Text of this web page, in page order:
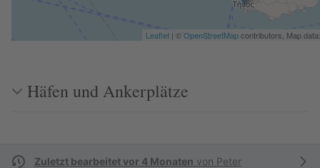
Leaflet | ©OpenStreetMapcontributors, Map
Häfen und Ankerplätze
Zuletzt bearbeitet vor 4 Monaten von Peter